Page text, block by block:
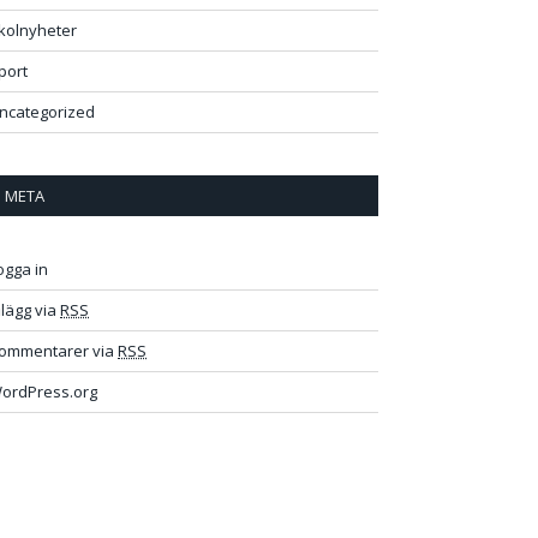
META
in
via RSS
via RSS